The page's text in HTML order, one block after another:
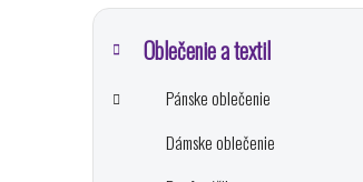
B
Preskočiť
kategórie
K
Oblečenie a textil
Pánske oblečenie
Dámske oblečenie